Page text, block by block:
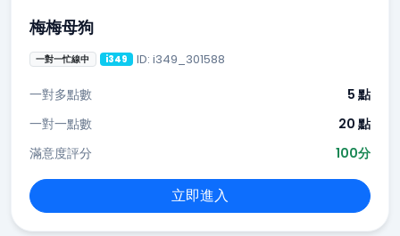
梅梅母狗
一對一忙線中 i349 ID: i349_301588
一對多點數
5 點
一對一點數
20 點
滿意度評分
100分
立即進入